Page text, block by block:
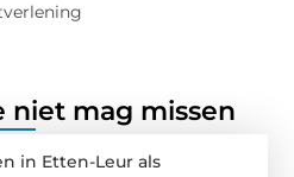
niet mag missen
in Etten-Leur als